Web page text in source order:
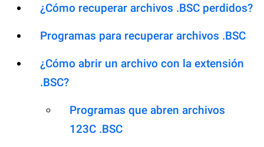
¿Cómo recuperar archivos .BSC perdidos?
Programas para recuperar archivos .BSC
¿Cómo abrir un archivo con la extensión
.BSC?
Programas que abren archivos
123C .BSC